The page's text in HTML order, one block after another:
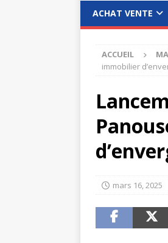
ACHAT VENTE
ACCUEIL
immobilier
mars 16, 2025